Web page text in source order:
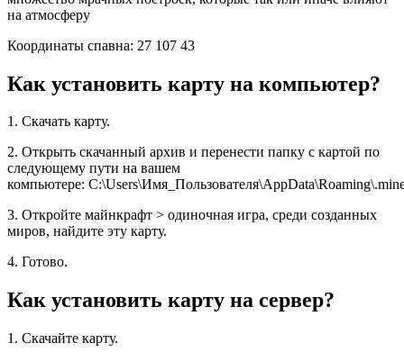
на атмосферу
Координаты спавна: 27 107 43
Как установить карту на компьютер?
1. Скачать карту.
2. Открыть скачанный архив и перенести папку с картой по
следующему пути на вашем
компьютере:
3. Откройте майнкрафт > одиночная игра, среди созданных
миров, найдите эту карту.
4. Готово.
Как установить карту на сервер?
1. Скачайте карту.